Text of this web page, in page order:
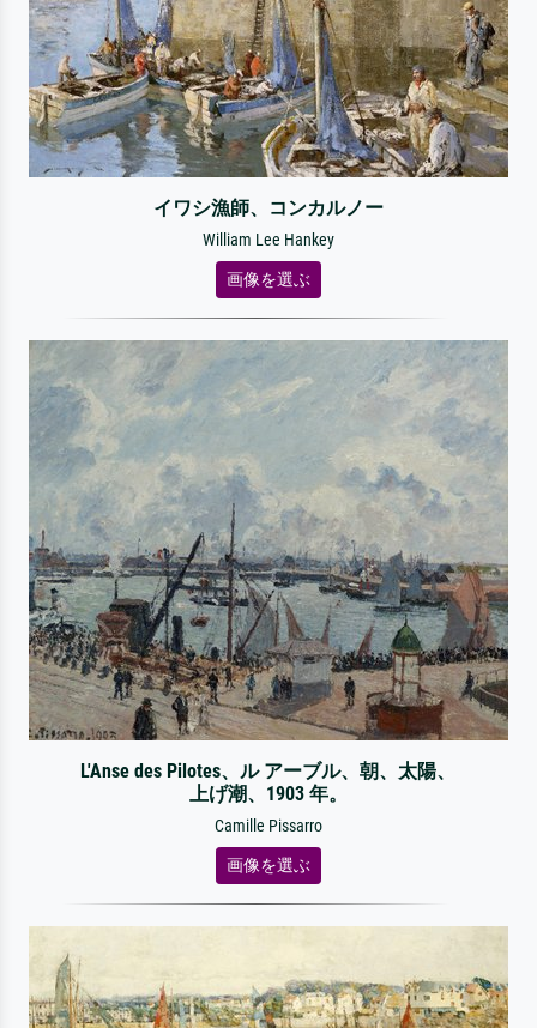
イワシ漁師、コンカルノー
William Lee Hankey
画像を選ぶ
L'Anse des Pilotes、ル アーブル、朝、太陽、
上げ潮、1903 年。
Camille Pissarro
画像を選ぶ